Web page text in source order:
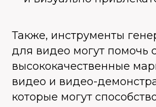
Также, инструменты
для видео могут помочь
высококачественные
видео и видео-
которые могут